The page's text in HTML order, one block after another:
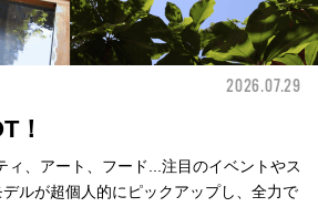
2026.07.29
！
ィ、アート、フード...注目のイベントやス
ルが超個人的にピックアップし、全力で